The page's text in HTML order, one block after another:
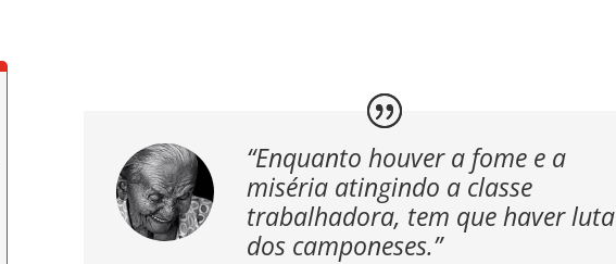
“Enquanto houver a fome e a
miséria atingindo a classe
trabalhadora, tem que haver luta
dos camponeses.”